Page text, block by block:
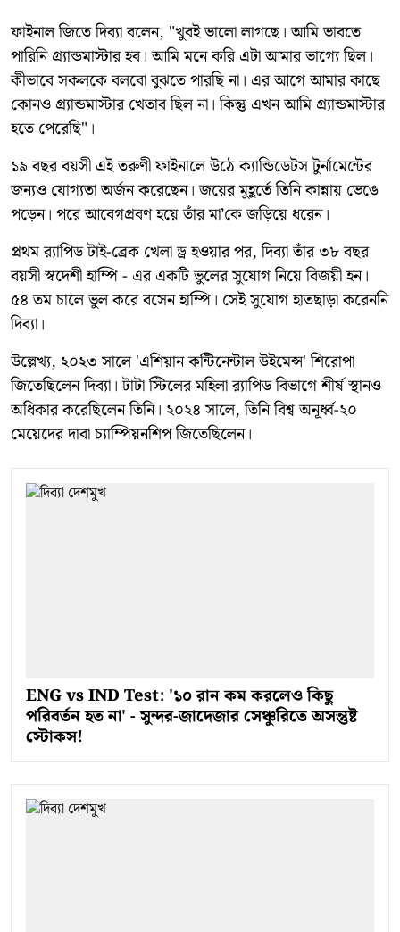
ফাইনাল জিতে দিব্যা বলেন, "খুবই ভালো লাগছে। আমি ভাবতে
পারিনি গ্র্যান্ডমাস্টার হব। আমি মনে করি এটা আমার ভাগ্যে ছিল।
কীভাবে সকলকে বলবো বুঝতে পারছি না। এর আগে আমার কাছে
কোনও গ্র্যান্ডমাস্টার খেতাব ছিল না। কিন্তু এখন আমি গ্র্যান্ডমাস্টার
হতে পেরেছি"।
১৯ বছর বয়সী এই তরুণী ফাইনালে উঠে ক্যান্ডিডেটস টুর্নামেন্টের
জন্যও যোগ্যতা অর্জন করেছেন। জয়ের মুহূর্তে তিনি কান্নায় ভেঙে
পড়েন। পরে আবেগপ্রবণ হয়ে তাঁর মা’কে জড়িয়ে ধরেন।
প্রথম র‍্যাপিড টাই-ব্রেক খেলা ড্র হওয়ার পর, দিব্যা তাঁর ৩৮ বছর
বয়সী স্বদেশী হাম্পি - এর একটি ভুলের সুযোগ নিয়ে বিজয়ী হন।
৫৪ তম চালে ভুল করে বসেন হাম্পি। সেই সুযোগ হাতছাড়া করেননি
দিব্যা।
উল্লেখ্য, ২০২৩ সালে 'এশিয়ান কন্টিনেন্টাল উইমেন্স' শিরোপা
জিতেছিলেন দিব্যা। টাটা স্টিলের মহিলা র‍্যাপিড বিভাগে শীর্ষ স্থানও
অধিকার করেছিলেন তিনি। ২০২৪ সালে, তিনি বিশ্ব অনূর্ধ্ব-২০
মেয়েদের দাবা চ্যাম্পিয়নশিপ জিতেছিলেন।
ENG vs IND Test: '১০ রান কম করলেও কিছু
পরিবর্তন হত না' - সুন্দর-জাদেজার সেঞ্চুরিতে অসন্তুষ্ট
স্টোকস!